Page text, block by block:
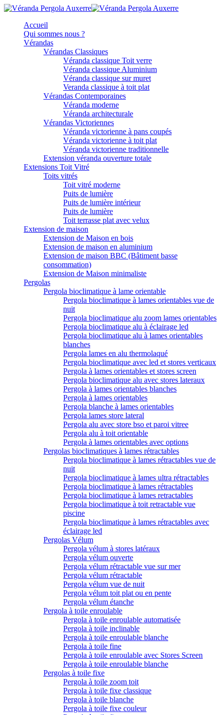
Accueil
Qui sommes nous ?
Vérandas
Vérandas Classiques
Véranda classique Toit verre
Véranda classique Aluminium
Véranda classique sur muret
Veranda classique à toit plat
Vérandas Contemporaines
Véranda moderne
Véranda architecturale
Vérandas Victoriennes
Véranda victorienne à pans coupés
Véranda victorienne à toit plat
Véranda victorienne traditionnelle
Extension véranda ouverture totale
Extensions Toit Vitré
Toits vitrés
Toit vitré moderne
Puits de lumière
Puits de lumière intérieur
Puits de lumière
Toit terrasse plat avec velux
Extension de maison
Extension de Maison en bois
Extension de maison en aluminium
Extension de maison BBC (Bâtiment basse
consommation)
Extension de Maison minimaliste
Pergolas
Pergola bioclimatique à lame orientable
Pergola bioclimatique à lames orientables vue de
nuit
Pergola bioclimatique alu zoom lames orientables
Pergola bioclimatique alu à éclairage led
Pergola bioclimatique alu à lames orientables
blanches
Pergola lames en alu thermolaqué
Pergola bioclimatique avec led et stores verticaux
Pergola à lames orientables et stores screen
Pergola bioclimatique alu avec stores lateraux
Pergola à lames orientables blanches
Pergola à lames orientables
Pergola blanche à lames orientables
Pergola lames store lateral
Pergola alu avec store bso et paroi vitree
Pergola alu à toit orientable
Pergola à lames orientables avec options
Pergolas bioclimatiques à lames rétractables
Pergola bioclimatique à lames rétractables vue de
nuit
Pergola bioclimatique à lames ultra rétractables
Pergola bioclimatique à lames rétractables
Pergola bioclimatique à lames retractables
Pergola bioclimatique à toit retractable vue
piscine
Pergola bioclimatique à lames rétractables avec
éclairage led
Pergolas Vélum
Pergola vélum à stores latéraux
Pergola vélum ouverte
Pergola vélum rétractable vue sur mer
Pergola vélum rétractable
Pergola vélum vue de nuit
Pergola vélum toit plat ou en pente
Pergola vélum étanche
Pergola à toile enroulable
Pergola à toile enroulable automatisée
Pergola à toile inclinable
Pergola à toile enroulable blanche
Pergola à toile fine
Pergola à toile enroulable avec Stores Screen
Pergola à toile enroulable blanche
Pergolas à toile fixe
Pergola à toile zoom toit
Pergola à toile fixe classique
Pergola à toile blanche
Pergola à toile fixe couleur